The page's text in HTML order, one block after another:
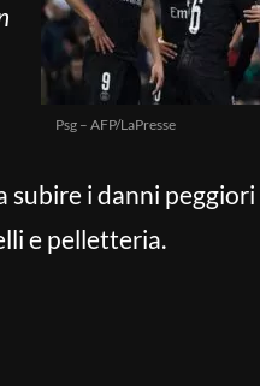
Psg – AFP/LaPresse
subire i danni
e pelletteria.